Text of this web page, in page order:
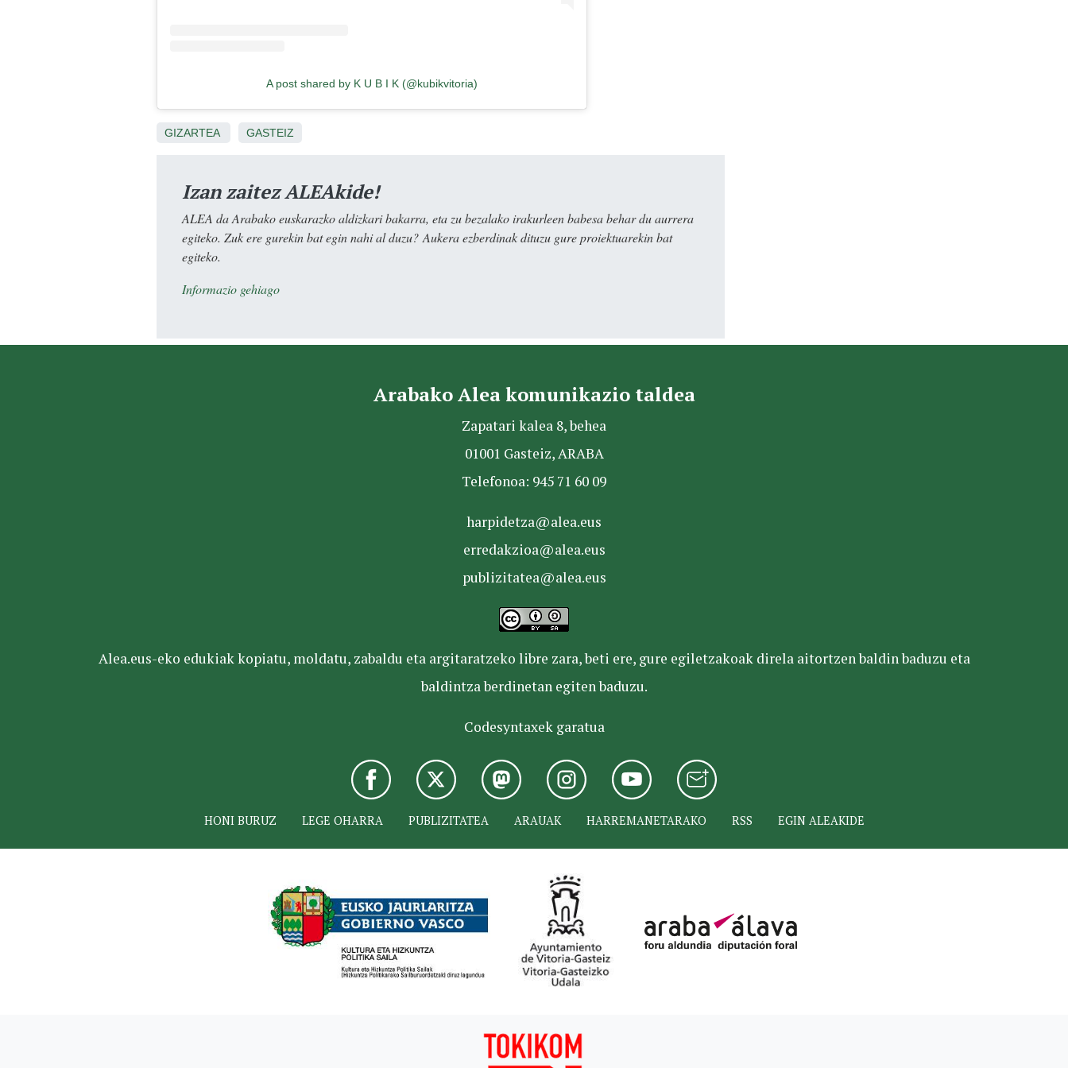
A post shared by K U B I K (@kubikvitoria)
GIZARTEA GASTEIZ
Izan zaitez ALEAkide!
ALEA da Arabako euskarazko aldizkari bakarra, eta zu bezalako irakurleen babesa behar du aurrera
egiteko. Zuk ere gurekin bat egin nahi al duzu? Aukera ezberdinak dituzu gure proiektuarekin bat
egiteko.
Informazio gehiago
Arabako Alea komunikazio taldea
Zapatari kalea 8, behea
01001 Gasteiz, ARABA
Telefonoa: 945 71 60 09
harpidetza@alea.eus
erredakzioa@alea.eus
publizitatea@alea.eus
Alea.eus-eko edukiak kopiatu, moldatu, zabaldu eta argitaratzeko libre zara, beti ere, gure egiletzakoak direla aitortzen baldin baduzu eta
baldintza berdinetan egiten baduzu.
Codesyntaxek garatua
HONI BURUZ LEGE OHARRA PUBLIZITATEA ARAUAK HARREMANETARAKO RSS EGIN ALEAKIDE